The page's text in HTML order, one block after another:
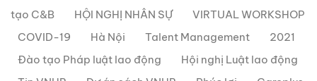
tạo C&B
HỘI NGHỊ NHÂN SỰ
VIRTUAL WORKSHOP
COVID-19
Hà Nội Talent Management
2021
Đào tạo Pháp luật lao động
Hội nghị Luật lao động